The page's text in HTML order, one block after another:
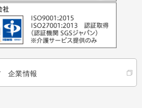
企業情報